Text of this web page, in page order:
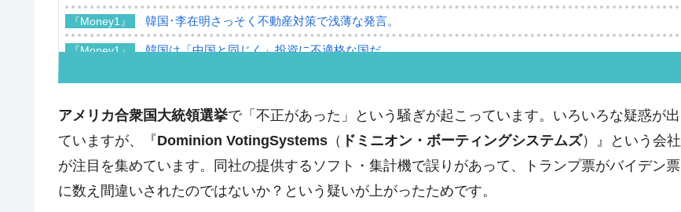
『Money1』 韓国･李在明さっそく不動産対策で浅薄な発言。
『Money1』 韓国は「中国と同じく」投資に不適格な国だ。
『Money1』 韓国･外為取引量「1日当たり1,214.4億ドル」まで拡大 ⇒ 海外資金の動きに強く左右される状態
『Money1』 韓国･帰ってきた李在明。李在明を支持しない「50.5％」に上昇
『Money1』
韓国大統領府ボンクラ政策室長が告発された ⇒ 国家が行った恐るべき株価操作であり、空前の国政
壟断
アメリカ合衆国大統領選挙で「不正があった」という騒ぎが起こっています。いろいろな疑惑が出
ていますが、『Dominion VotingSystems （ ドミニオン・ボーティングシステムズ）』という会社
が注目を集めています。同社の提供するソフト・集計機で誤りがあって、トランプ票がバイデン票
に数え間違いされたのではないか？という疑いが上がったためです。